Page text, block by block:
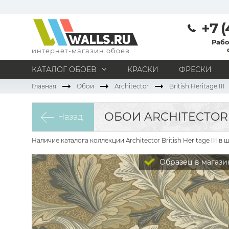
интернет-магазин обоев
+7
КАТАЛОГ ОБОЕВ КРАСКИ ФРЕСКИ
МАТЕРИАЛ
Под покраску
Натуральные
Флизелиновые
Виниловые
Бумажные
Текстильные
ПОМЕЩЕНИЕ
Кабинет
Коридор Офис
Гостиная
Спальня
Детская Кухня
Прихожая
Все типы помещений
Главная Обои Architector British Heritage III
Назад ОБОИ ARCHITECTOR
Наличие каталога коллекции Architector British Heritage III в
Образец в